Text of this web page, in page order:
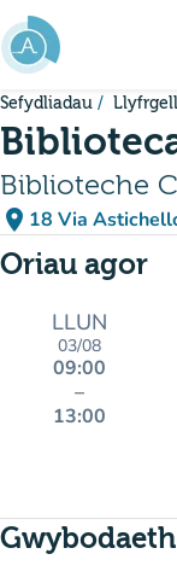
Mynd i'r prif gynnwys
Sefydliadau
Biblioteche
place 18 Via
Oriau agor
LLUN
03/08
09:00
–
13:00